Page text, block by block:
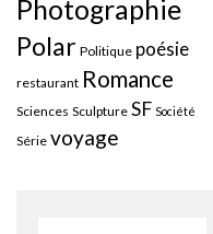
Photographie
Polar Politique poésie
restaurant Romance
Sciences Sculpture SF Société
Série voyage